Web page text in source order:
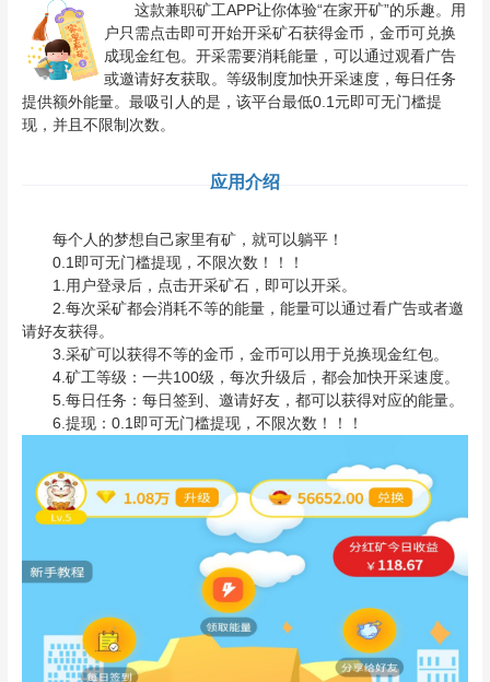
这款兼职矿工APP让你体验“在家开矿”的乐趣。用
户只需点击即可开始开采矿石获得金币，金币可兑换
成现金红包。开采需要消耗能量，可以通过观看广告
或邀请好友获取。等级制度加快开采速度，每日任务
提供额外能量。最吸引人的是，该平台最低0.1元即可无门槛提
现，并且不限制次数。
应用介绍
每个人的梦想自己家里有矿，就可以躺平！
0.1即可无门槛提现，不限次数！！！
1.用户登录后，点击开采矿石，即可以开采。
2.每次采矿都会消耗不等的能量，能量可以通过看广告或者邀
请好友获得。
3.采矿可以获得不等的金币，金币可以用于兑换现金红包。
4.矿工等级：一共100级，每次升级后，都会加快开采速度。
5.每日任务：每日签到、邀请好友，都可以获得对应的能量。
6.提现：0.1即可无门槛提现，不限次数！！！